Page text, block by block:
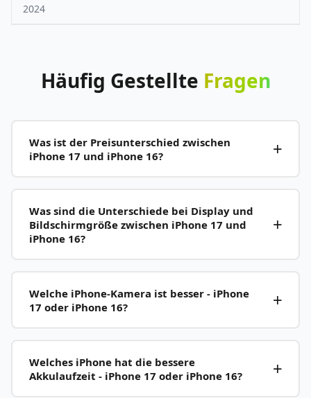
2024
Häufig Gestellte Fragen
Was ist der Preisunterschied zwischen
iPhone 17 und iPhone 16?
Was sind die Unterschiede bei Display und
Bildschirmgröße zwischen iPhone 17 und
iPhone 16?
Welche iPhone-Kamera ist besser - iPhone
17 oder iPhone 16?
Welches iPhone hat die bessere
Akkulaufzeit - iPhone 17 oder iPhone 16?